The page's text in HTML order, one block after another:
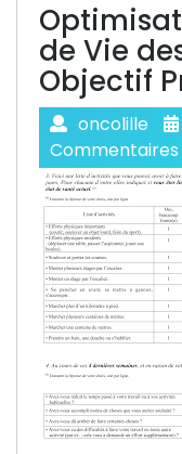
de Vie
Objectif
oncolille
Commentaires